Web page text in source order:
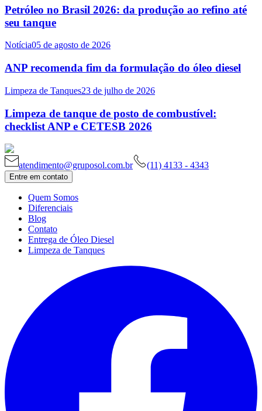
Petróleo no Brasil 2026: da produção ao refino até
seu tanque
Notícia05 de agosto de 2026
ANP recomenda fim da formulação do óleo diesel
Limpeza de Tanques23 de julho de 2026
Limpeza de tanque de posto de combustível:
checklist ANP e CETESB 2026
atendimento@gruposol.com.br (11) 4133 - 4343
Entre em contato
Quem Somos
Diferenciais
Blog
Contato
Entrega de Óleo Diesel
Limpeza de Tanques